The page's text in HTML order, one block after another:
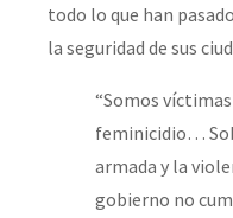
todo lo que han
la seguridad de sus
“Somos
feminicidio…
armada y la
gobierno no